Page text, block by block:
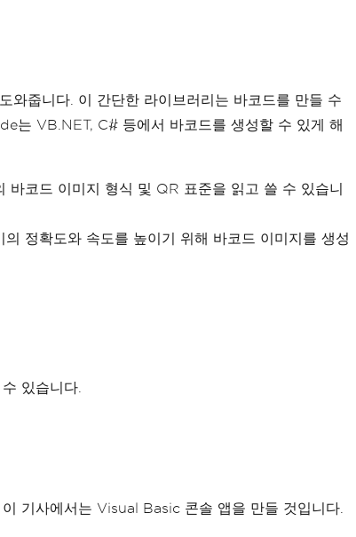
와줍니다. 이 간단한 라이브러리는 바코드를 만들 수
는 VB.NET, C# 등에서 바코드를 생성할 수 있게 해
코드 이미지 형식 및 QR 표준을 읽고 쓸 수 있습니
정확도와 속도를 높이기 위해 바코드 이미지를 생성
있습니다.
기사에서는 Visual Basic 콘솔 앱을 만들 것입니다.